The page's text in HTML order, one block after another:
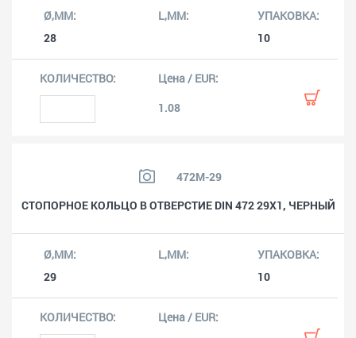
28 10
1.08
472M-29
СТОПОРНОЕ КОЛЬЦО В ОТВЕРСТИЕ DIN 472 29X1, ЧЕРНЫЙ
29 10